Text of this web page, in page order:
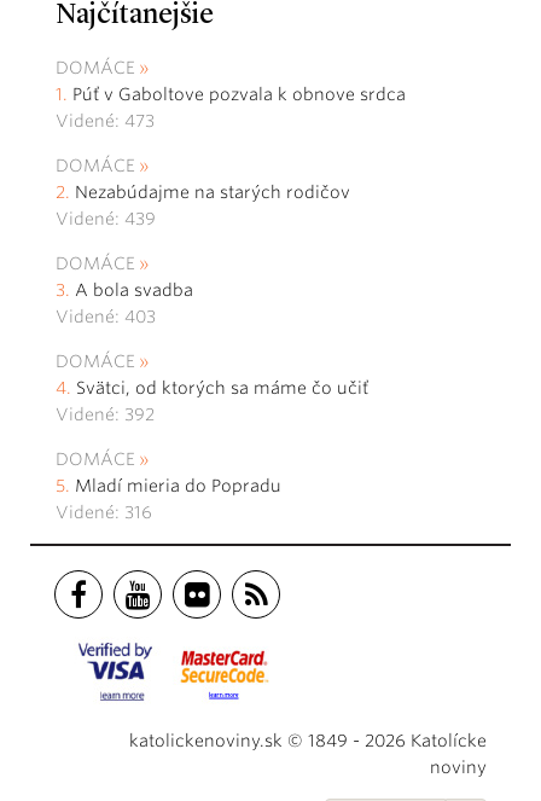
Najčítanejšie
DOMÁCE
Púť v Gaboltove pozvala k obnove srdca
Videné: 473
DOMÁCE
Nezabúdajme na starých rodičov
Videné: 439
DOMÁCE
A bola svadba
Videné: 403
DOMÁCE
Svätci, od ktorých sa máme čo učiť
Videné: 392
DOMÁCE
Mladí mieria do Popradu
Videné: 316
katolickenoviny.sk © 1849 - 2026 Katolícke
noviny